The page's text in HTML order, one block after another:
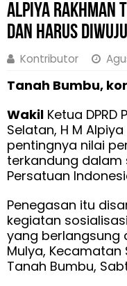
Alpiya Rakhman
dan Harus
Kontributor
Tanah Bumbu,
WakilKetua DPRD
Selatan, H M
pentingnya nilai
terkandung dalam
Persatuan
Penegasan itu
kegiatan
yang berlangsung
Mulya, Kecamatan
Tanah Bumbu,